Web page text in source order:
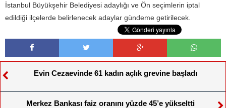
İstanbul Büyükşehir Belediyesi adaylığı ve Ön seçimlerin iptal
edildiği ilçelerde belirlenecek adaylar gündeme getirilecek.
Evin Cezaevinde 61 kadın açlık grevine başladı
Merkez Bankası faiz oranını yüzde 45’e yükseltti